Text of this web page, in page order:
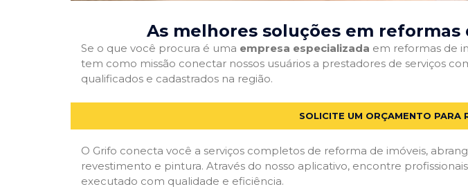
As melhores soluções em reformas
Se o que você procura é uma empresa especializada em reformas de
tem como missão conectar nossos usuários a prestadores de serviços
qualificados e cadastrados na região.
SOLICITE UM ORÇAMENTO PARA
O Grifo conecta você a serviços completos de reforma de imóveis,
revestimento e pintura. Através do nosso aplicativo, encontre
executado com qualidade e eficiência.